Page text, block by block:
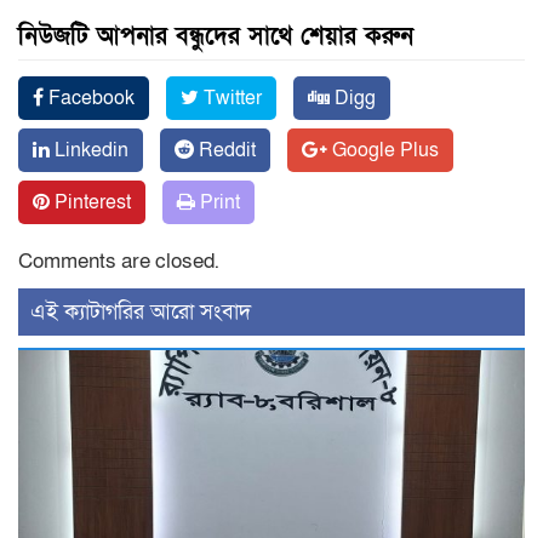
নিউজটি আপনার বন্ধুদের সাথে শেয়ার করুন
Facebook Twitter
Digg
Linkedin
Reddit
Google Plus
Pinterest
Print
Comments are closed.
‍এই ক্যাটাগরির ‍আরো সংবাদ